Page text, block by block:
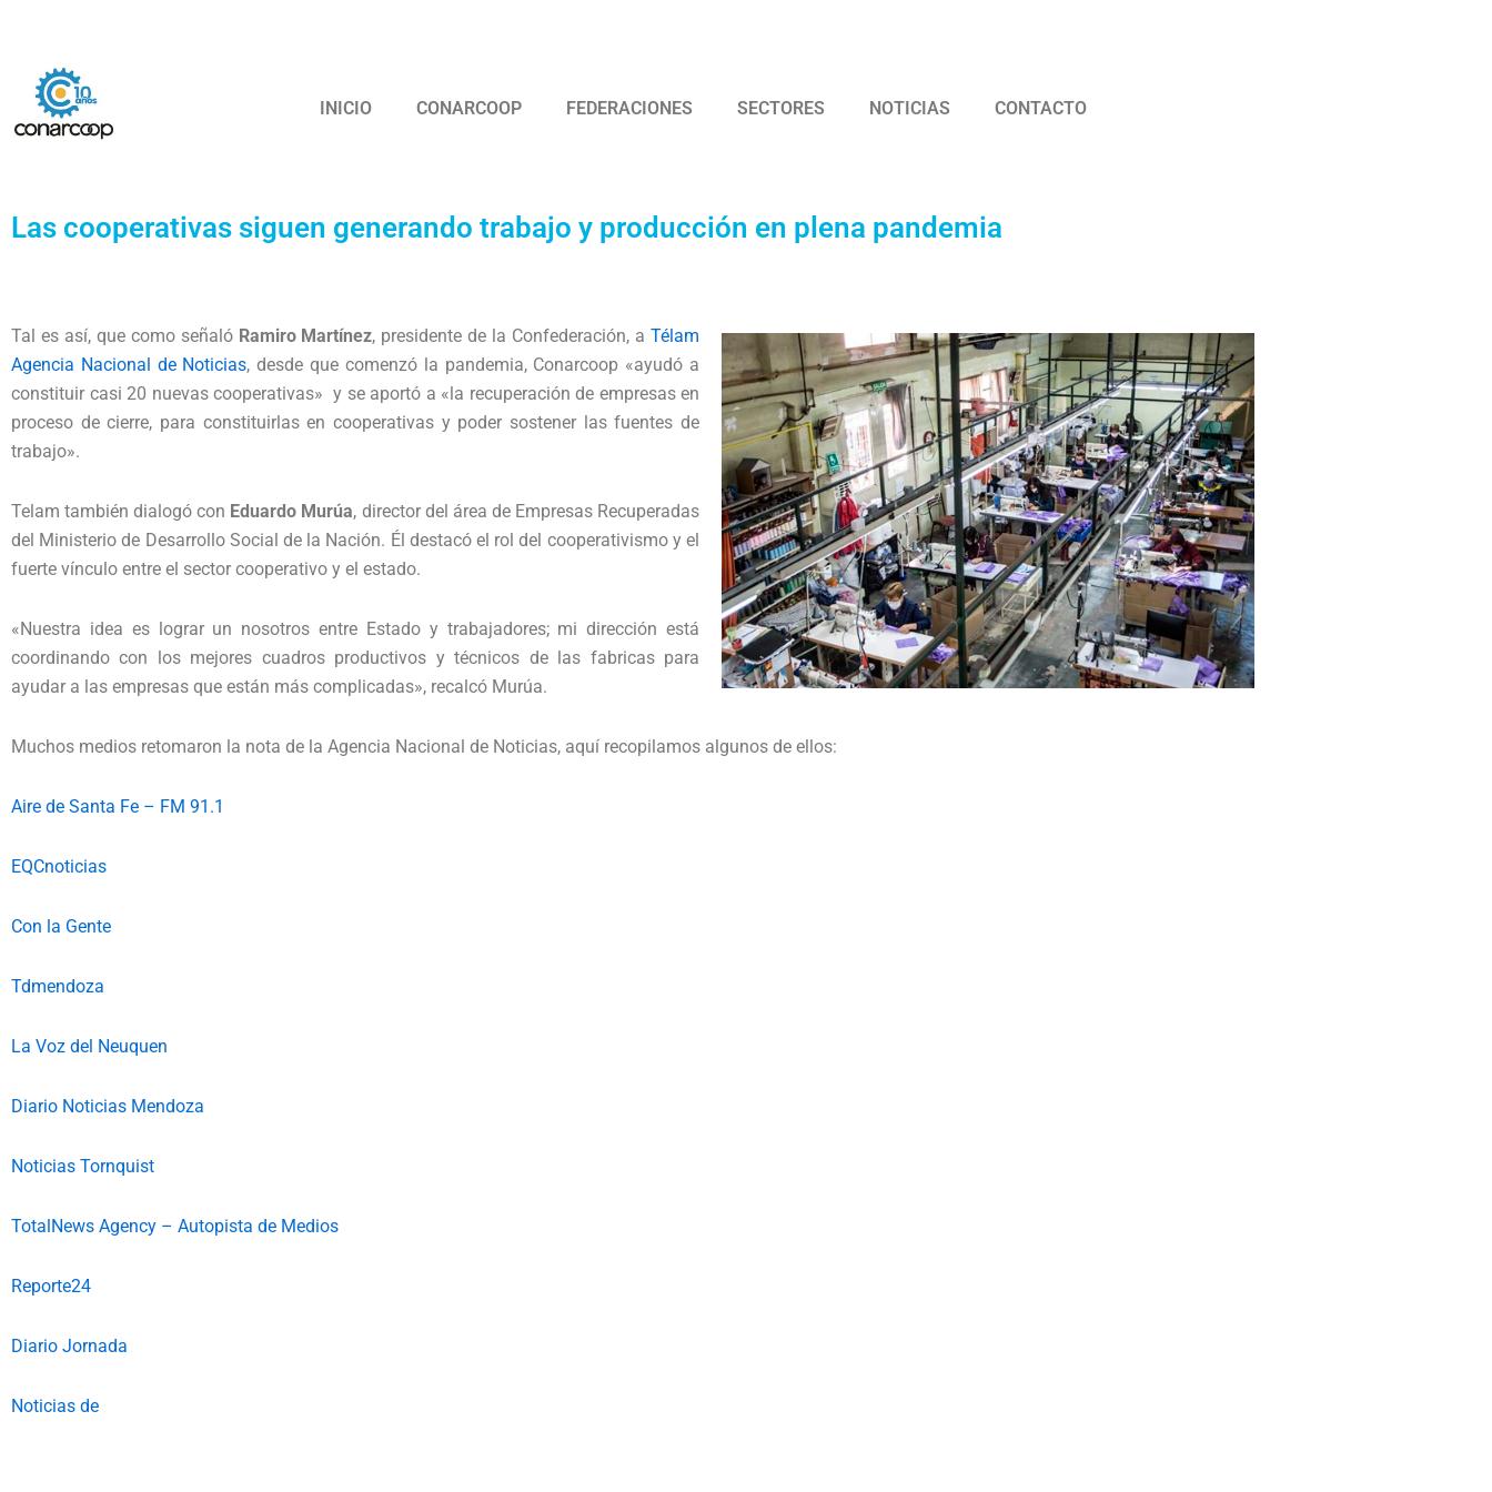
contenido
INICIO CONARCOOP FEDERACIONES SECTORES NOTICIAS CONTACTO
Las cooperativas siguen generando trabajo y producción en plena pandemia
Tal es así, que como señaló Ramiro Martínez, presidente de la Confederación, aTélam
Agencia Nacional de Noticias, desde que comenzó la pandemia, Conarcoop «ayudó a
constituir casi 20 nuevas cooperativas» y se aportó a «la recuperación de empresas en
proceso de cierre, para constituirlas en cooperativas y poder sostener las fuentes de
trabajo».
Telam también dialogó con Eduardo Murúa, director del área de Empresas Recuperadas
del Ministerio de Desarrollo Social de la Nación. Él destacó el rol del cooperativismo y el
fuerte vínculo entre el sector cooperativo y el estado.
«Nuestra idea es lograr un nosotros entre Estado y trabajadores; mi dirección está
coordinando con los mejores cuadros productivos y técnicos de las fabricas para
ayudar a las empresas que están más complicadas», recalcó Murúa.
Muchos medios retomaron la nota de la Agencia Nacional de Noticias, aquí recopilamos algunos de ellos:
Aire de Santa Fe – FM 91.1
EQCnoticias
Con la Gente
Tdmendoza
La Voz del Neuquen
Diario Noticias Mendoza
Noticias Tornquist
TotalNews Agency – Autopista de Medios
Reporte24
Diario Jornada
Noticias de